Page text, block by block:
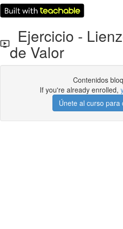
Ejercicio -
de Valor
Contenidos
If you're already enrolled,
Únete al curso para